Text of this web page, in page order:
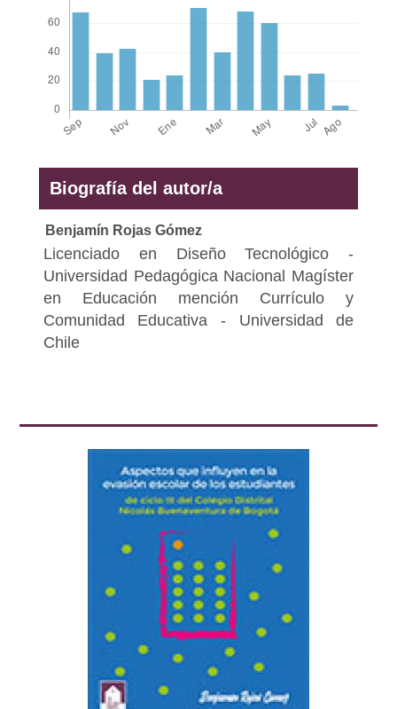
Biografía del autor/a
Benjamín Rojas Gómez
Licenciado en Diseño Tecnológico -
Universidad Pedagógica Nacional Magíster
en Educación mención Currículo y
Comunidad Educativa - Universidad de
Chile